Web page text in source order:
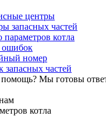
центры
запасных частей
котла
номер
запасных частей
Мы готовы
котла